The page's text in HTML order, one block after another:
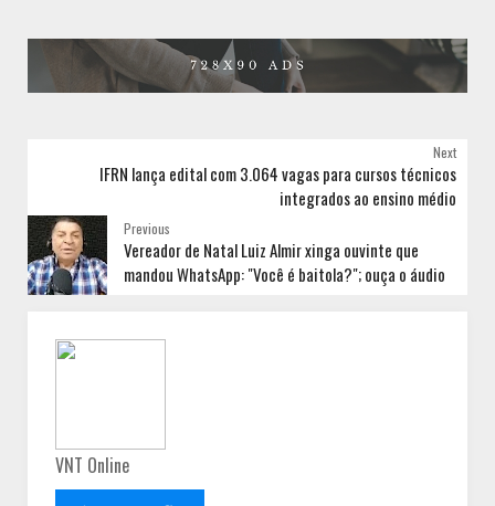
Next
IFRN lança edital com 3.064 vagas para cursos técnicos
integrados ao ensino médio
Previous
Vereador de Natal Luiz Almir xinga ouvinte que
mandou WhatsApp: "Você é baitola?"; ouça o áudio
VNT Online